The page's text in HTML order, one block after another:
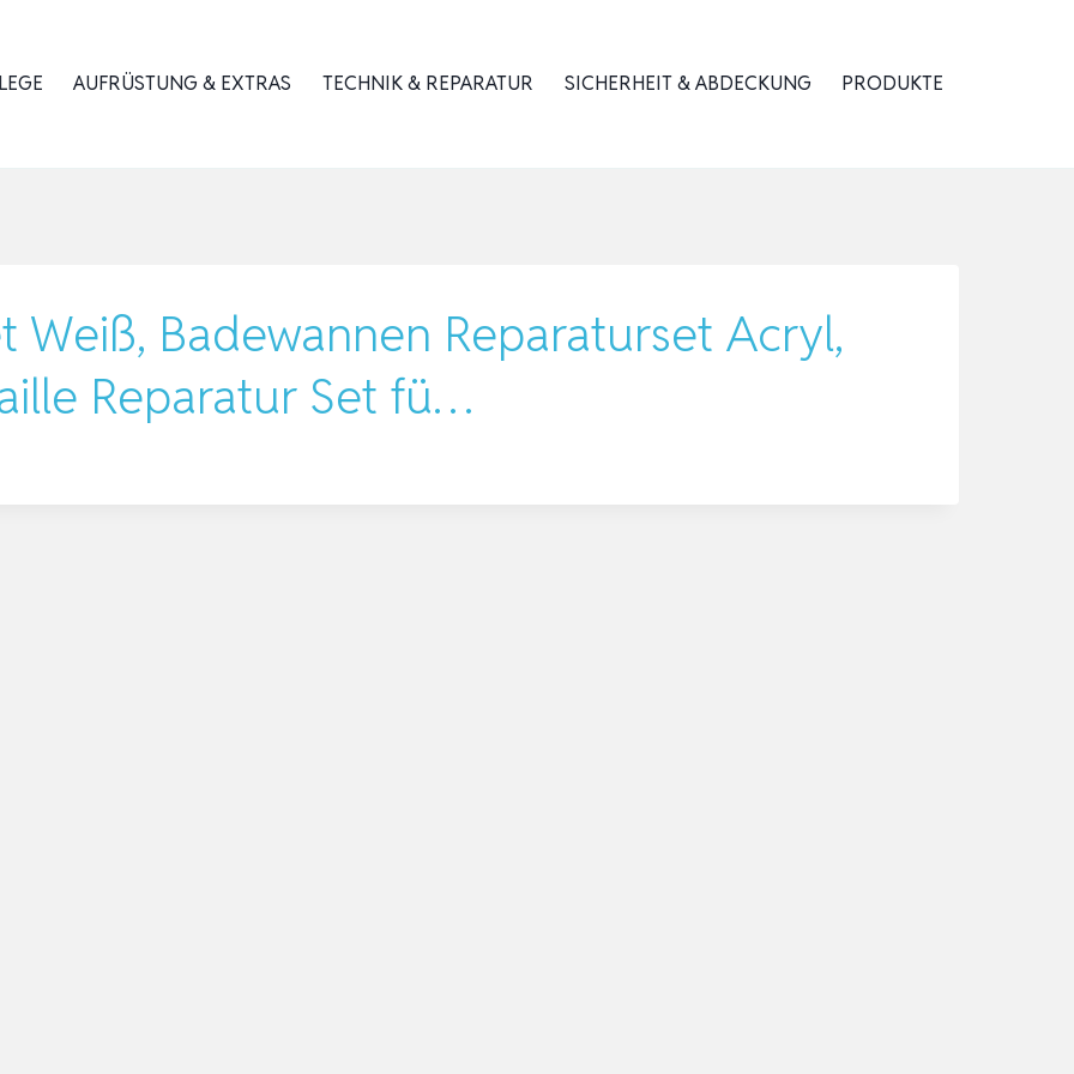
AUFRÜSTUNG & EXTRAS TECHNIK & REPARATUR SICHERHEIT & ABDECKUNG PRODUKTE
Weiß, Badewannen Reparaturset Acryl,
Reparatur Set fü…